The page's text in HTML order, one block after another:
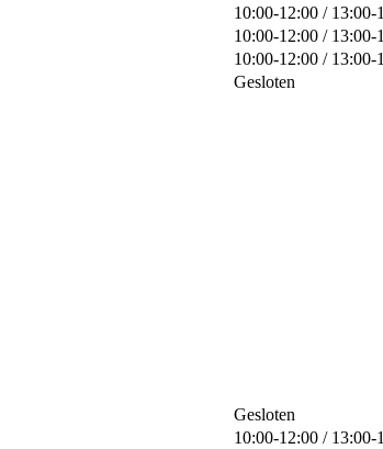
10:00-12:00 / 13:00-
10:00-12:00 / 13:00-
10:00-12:00 / 13:00-
Gesloten
Gesloten
10:00-12:00 / 13:00-